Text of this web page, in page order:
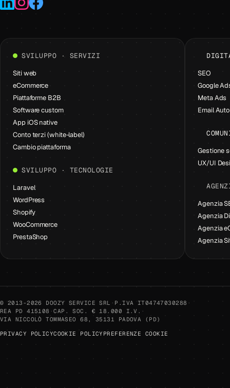
LinkedIn
Instagram
Facebook
SVILUPPO · SERVIZI
Siti web
eCommerce
Piattaforme B2B
Software custom
App iOS native
Conto terzi (white-label)
Cambio piattaforma
SVILUPPO · TECNOLOGIE
Laravel
WordPress
Shopify
WooCommerce
PrestaShop
SEO
Google
Meta Ads
Email
Gestione
UX/UI
Agenzia
Agenzia
Agenzia
Agenzia
© 2013-2026 DOOZY SERVICE SRL · P.IVA IT04747030288 ·
REA PD 415108 ·CAP. SOC. € 18.000 I.V. ·
VIA NICCOLÒ TOMMASEO 68, 35131 PADOVA (PD)
PRIVACY POLICYCOOKIE POLICY PREFERENZE COOKIE